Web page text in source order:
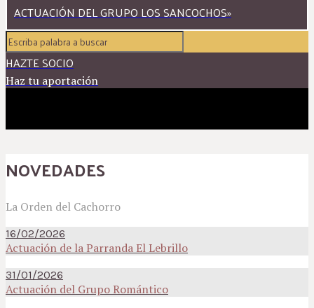
ACTUACIÓN DEL GRUPO LOS SANCOCHOS»
HAZTE SOCIO
Haz tu aportación
NOVEDADES
La Orden del Cachorro
16/02/2026
Actuación de la Parranda El Lebrillo
31/01/2026
Actuación del Grupo Romántico